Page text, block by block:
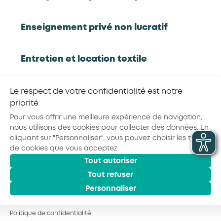
Enseignement privé non lucratif
Entretien et location textile
Exploitations forestières et scieries
agricoles
Hôtels, cafés, restaurants
Organismes de formation
Portage salarial
Rapport d'étude
RETOUR À LA LISTE D'OUTILS AKTO
Partager la page :
© 2026 - AKTO - Tous droits réservés
Mentions légales
Conditions générales
Le respect de votre confidentialité est notre
priorité
Pour vous offrir une meilleure expérience de navigation,
nous utilisons des cookies pour collecter des données. En
cliquant sur "Personnaliser", vous pouvez choisir les types
de cookies que vous acceptez.
Tout autoriser
Tout refuser
Personnaliser
Politique de confidentialité